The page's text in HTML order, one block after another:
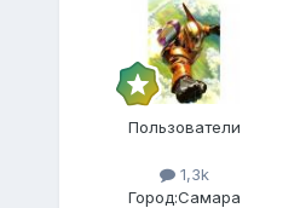
Пользователи
1,3k
Город:Самара